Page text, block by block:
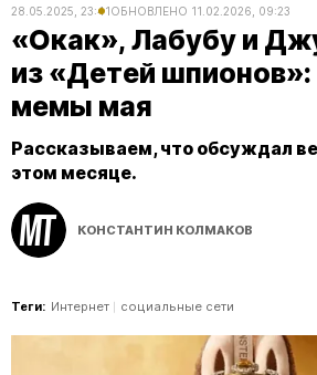
28.05.2025, 23:41ОБНОВЛЕНО 11.02.2026, 09:23
«Окак», Лабубу и
из «Детей шпионов»:
мемы мая
Рассказываем, что обсуждал
этом месяце.
КОНСТАНТИН КОЛМАКОВ
Теги: Интернет социальные сети